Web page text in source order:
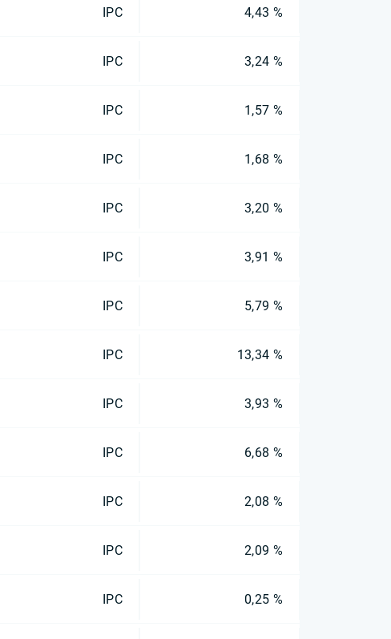
IPC 4,43 %
IPC 3,24 %
IPC 1,57 %
IPC 1,68 %
IPC 3,20 %
IPC 3,91 %
IPC 5,79 %
IPC 13,34 %
IPC 3,93 %
IPC 6,68 %
IPC 2,08 %
IPC 2,09 %
IPC 0,25 %